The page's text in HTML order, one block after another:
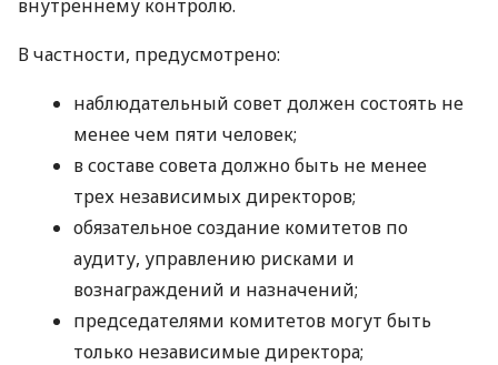
внутреннему контролю.
В частности, предусмотрено:
наблюдательный совет должен состоять не
менее чем пяти человек;
в составе совета должно быть не менее
трех независимых директоров;
обязательное создание комитетов по
аудиту, управлению рисками и
вознаграждений и назначений;
председателями комитетов могут быть
только независимые директора;